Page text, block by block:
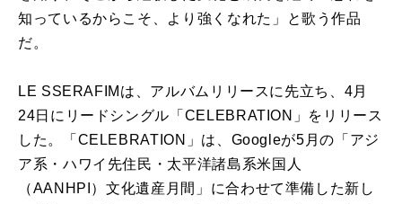
知っているからこそ、より強くなれた」と歌う作品
だ。
LE SSERAFIMは、アルバムリリースに先立ち、4月
24日にリードシングル「CELEBRATION」をリリース
した。「CELEBRATION」は、Googleが5月の「アジ
ア系・ハワイ先住民・太平洋諸島系米国人
（AANHPI）文化遺産月間」に合わせて準備した新し